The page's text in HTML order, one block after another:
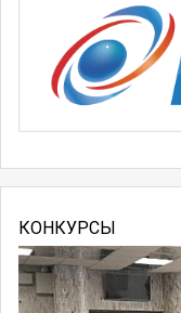
КОНКУРСЫ